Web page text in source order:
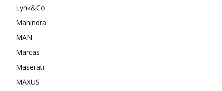
Lynk&Co
Mahindra
MAN
Marcas
Maserati
MAXUS